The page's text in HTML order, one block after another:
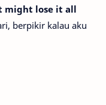
might lose it all
berpikir kalau aku